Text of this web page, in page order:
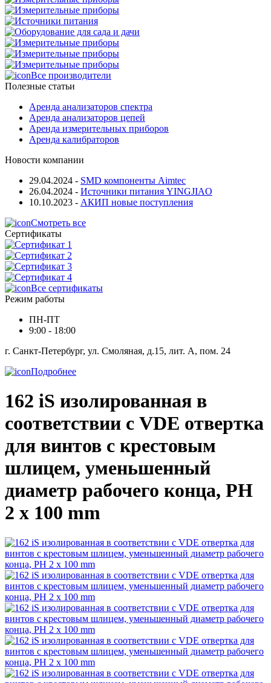
Все производители
Полезные статьи
Аренда анализаторов спектра
Аренда анализаторов цепей
Аренда измерительных приборов
Аренда калибраторов
Новости компании
29.04.2024 - SMD компоненты Aimtec
26.04.2024 - Источники питания YINGJIAO
10.10.2023 - АКИП новые поступления
Смотреть все
Сертификаты
Все сертификаты
Режим работы
ПН-ПТ
9:00 - 18:00
г. Санкт-Петербург, ул. Смоляная, д.15, лит. А, пом. 24
Подробнее
162 iS изолированная в
соответствии с VDE отвертка
для винтов с крестовым
шлицем, уменьшенный
диаметр рабочего конца, PH
2 x 100 mm